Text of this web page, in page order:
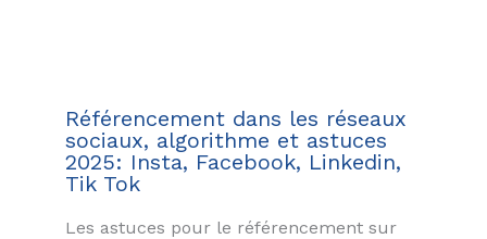
Référencement dans les réseaux
sociaux, algorithme et astuces
2025: Insta, Facebook, Linkedin,
Tik Tok
Les astuces pour le référencement sur